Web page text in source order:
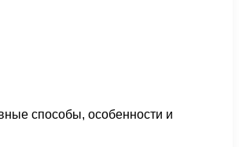
способы, особенности и